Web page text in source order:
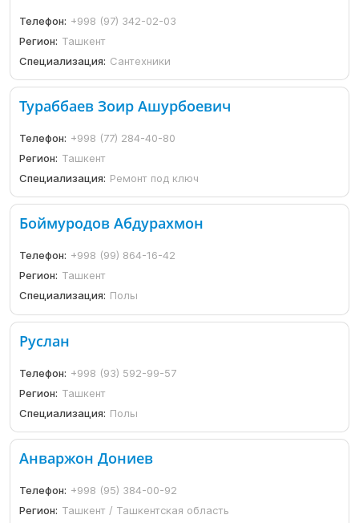
Телефон: +998 (97) 342-02-03
Регион: Ташкент
Специализация: Сантехники
Тураббаев Зоир Ашурбоевич
Телефон: +998 (77) 284-40-80
Регион: Ташкент
Специализация: Ремонт под ключ
Боймуродов Абдурахмон
Телефон: +998 (99) 864-16-42
Регион: Ташкент
Специализация: Полы
Руслан
Телефон: +998 (93) 592-99-57
Регион: Ташкент
Специализация: Полы
Анваржон Дониев
Телефон: +998 (95) 384-00-92
Регион: Ташкент / Ташкентская область